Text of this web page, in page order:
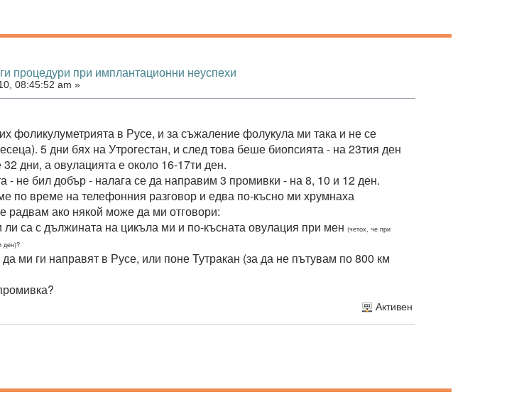
процедури при имплантационни неуспехи
08:45:52 am »
фоликулуметрията в Русе, и за съжаление фолукула ми така и не се
5 дни бях на Утрогестан, и след това беше биопсията - на 23тия ден
дни, а овулацията е около 16-17ти ден.
- не бил добър - налага се да направим 3 промивки - на 8, 10 и 12 ден.
по време на телефонния разговор и едва по-късно ми хрумнаха
радвам ако някой може да ми отговори:
ли са с дължината на цикъла ми и по-късната овулация при мен (четох, че при
ден)?
ми ги направят в Русе, или поне Тутракан (за да не пътувам по 800 км
Активен